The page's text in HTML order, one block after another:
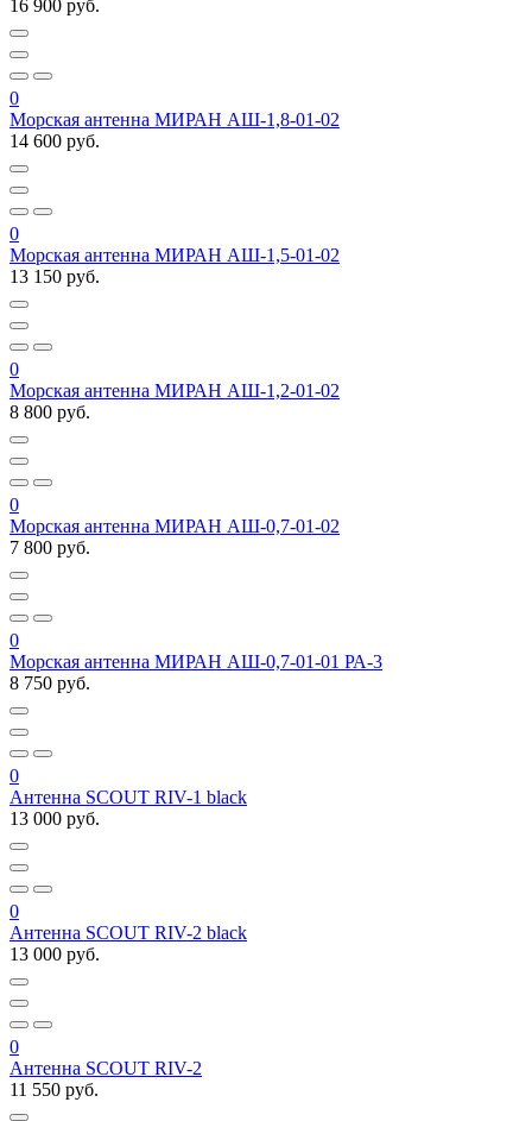
16 900 руб.
0
Морская антенна МИРАН АШ-1,8-01-02
14 600 руб.
0
Морская антенна МИРАН АШ-1,5-01-02
13 150 руб.
0
Морская антенна МИРАН АШ-1,2-01-02
8 800 руб.
0
Морская антенна МИРАН АШ-0,7-01-02
7 800 руб.
0
Морская антенна МИРАН АШ-0,7-01-01 РА-3
8 750 руб.
0
Антенна SCOUT RIV-1 black
13 000 руб.
0
Антенна SCOUT RIV-2 black
13 000 руб.
0
Антенна SCOUT RIV-2
11 550 руб.